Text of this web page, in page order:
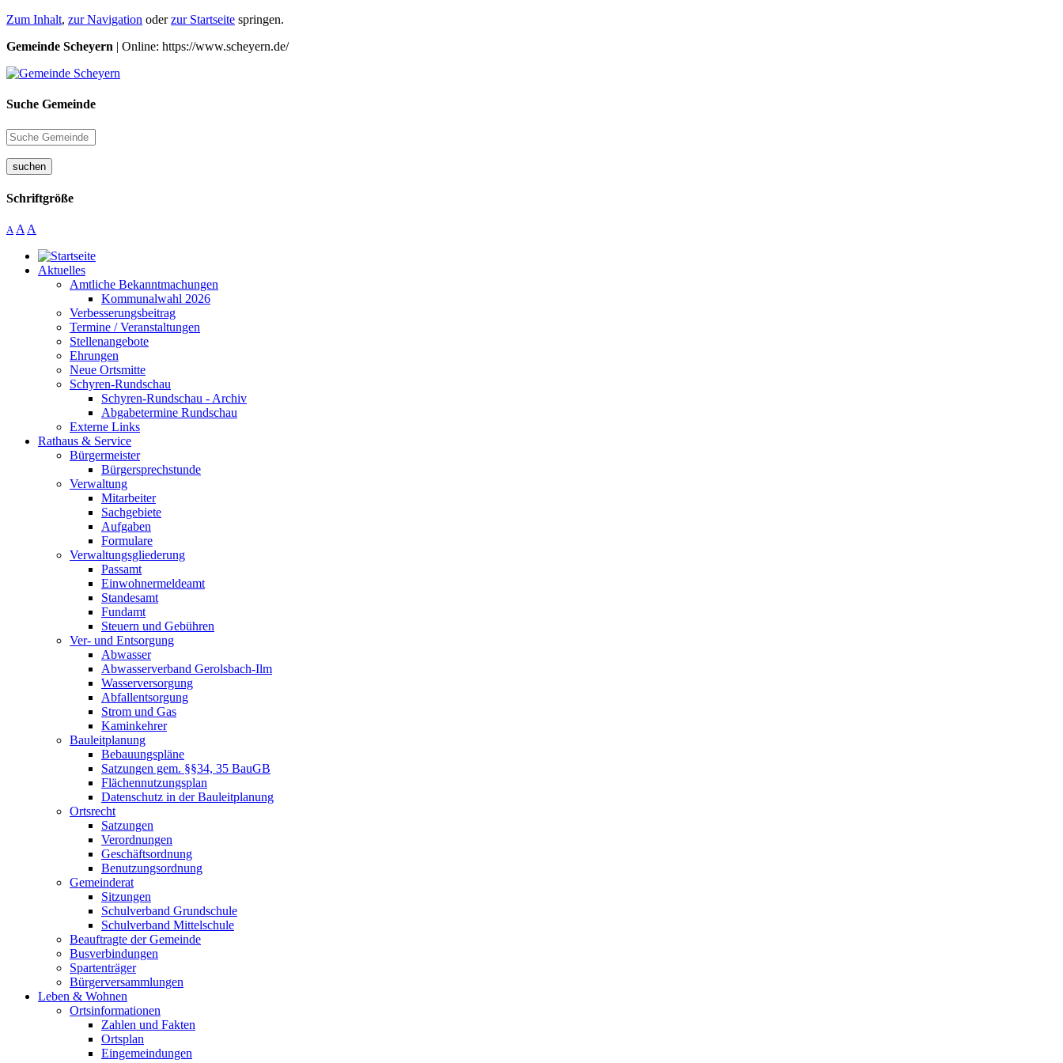
Zum Inhalt, zur Navigation oderzur Startseite springen.
Gemeinde Scheyern | Online: https://www.scheyern.de/
Suche Gemeinde
suchen
Schriftgröße
A A A
Aktuelles
Amtliche Bekanntmachungen
Kommunalwahl 2026
Verbesserungsbeitrag
Termine / Veranstaltungen
Stellenangebote
Ehrungen
Neue Ortsmitte
Schyren-Rundschau
Schyren-Rundschau - Archiv
Abgabetermine Rundschau
Externe Links
Rathaus & Service
Bürgermeister
Bürgersprechstunde
Verwaltung
Mitarbeiter
Sachgebiete
Aufgaben
Formulare
Verwaltungsgliederung
Passamt
Einwohnermeldeamt
Standesamt
Fundamt
Steuern und Gebühren
Ver- und Entsorgung
Abwasser
Abwasserverband Gerolsbach-Ilm
Wasserversorgung
Abfallentsorgung
Strom und Gas
Kaminkehrer
Bauleitplanung
Bebauungspläne
Satzungen gem. §§34, 35 BauGB
Flächennutzungsplan
Datenschutz in der Bauleitplanung
Ortsrecht
Satzungen
Verordnungen
Geschäftsordnung
Benutzungsordnung
Gemeinderat
Sitzungen
Schulverband Grundschule
Schulverband Mittelschule
Beauftragte der Gemeinde
Busverbindungen
Spartenträger
Bürgerversammlungen
Leben & Wohnen
Ortsinformationen
Zahlen und Fakten
Ortsplan
Eingemeindungen